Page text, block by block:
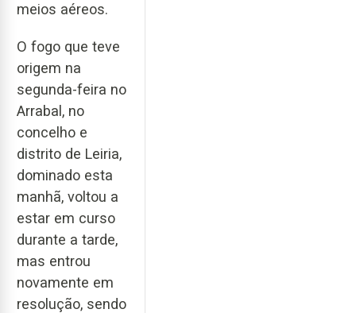
meios aéreos.
O fogo que teve
origem na
segunda-feira no
Arrabal, no
concelho e
distrito de Leiria,
dominado esta
manhã, voltou a
estar em curso
durante a tarde,
mas entrou
novamente em
resolução, sendo